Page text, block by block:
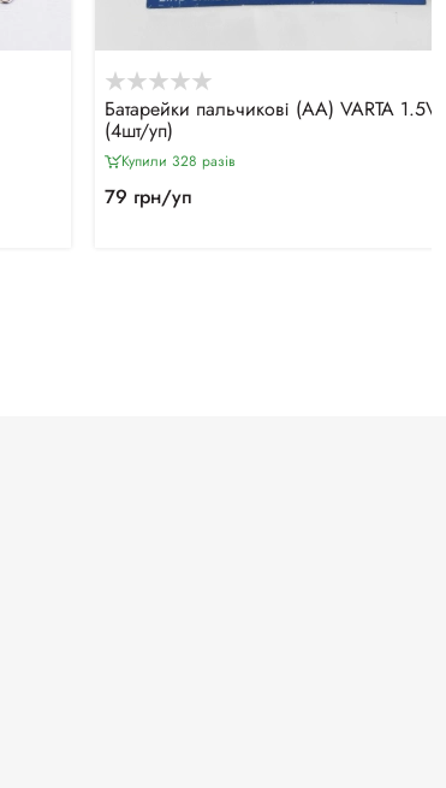
Батарейки пальчикові (АА) VARTA 1.5V
(4шт/уп)
Купили 328 разiв
79 грн/уп